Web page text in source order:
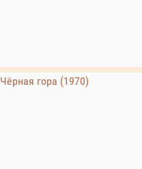
Чёрная гора (1970)